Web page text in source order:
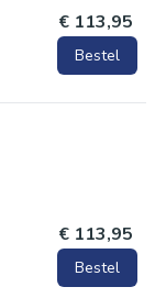
€ 113,95
Bestel
€ 113,95
Bestel